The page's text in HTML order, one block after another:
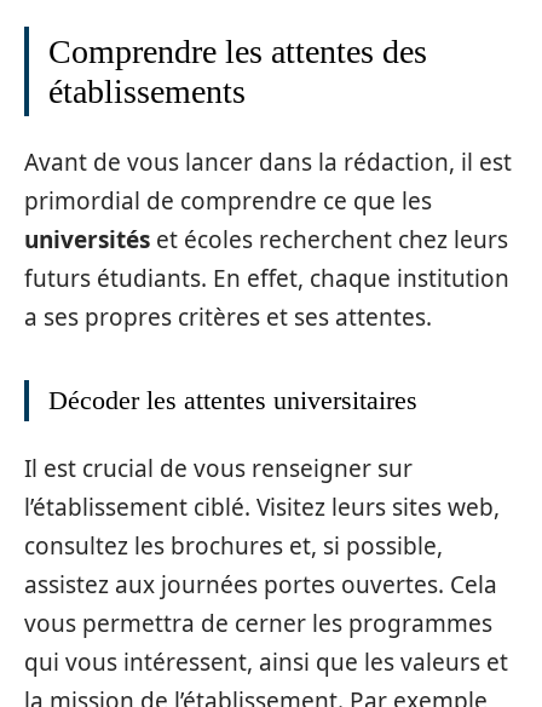
Comprendre les attentes des
établissements
Avant de vous lancer dans la rédaction, il est
primordial de comprendre ce que les
universités et écoles recherchent chez leurs
futurs étudiants. En effet, chaque institution
a ses propres critères et ses attentes.
Décoder les attentes universitaires
Il est crucial de vous renseigner sur
l’établissement ciblé. Visitez leurs sites web,
consultez les brochures et, si possible,
assistez aux journées portes ouvertes. Cela
vous permettra de cerner les programmes
qui vous intéressent, ainsi que les valeurs et
la mission de l’établissement. Par exemple,